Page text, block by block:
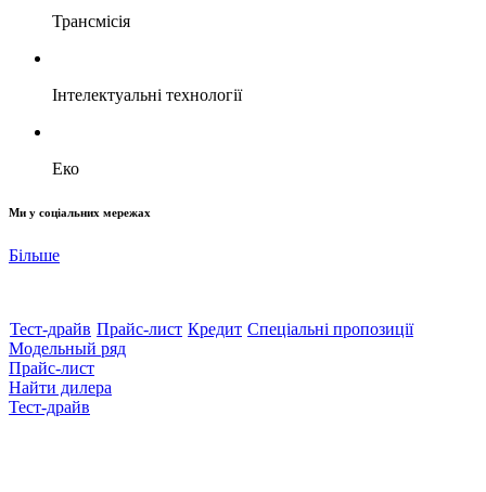
Трансмісія
Інтелектуальні технології
Еко
Ми у соціальних мережах
Більше
Тест-драйв Прайс-лист Кредит Спеціальні пропозиції
Модельный ряд
Прайс-лист
Найти дилера
Тест-драйв